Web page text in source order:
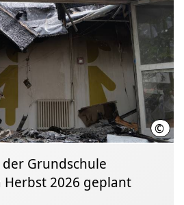
© LHH
Grundschule
2026 geplant